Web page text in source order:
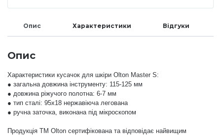
Аксесуари
Опис Характеристики Відгуки
Опис
Характеристики кусачок для шкіри Olton Master S:
● загальна довжина інструменту: 115-125 мм
● довжина ріжучого полотна: 6-7 мм
● тип сталі: 95х18 нержавіюча легована
● ручна заточка, виконана під мікроскопом
Продукція ТМ Olton сертифікована та відповідає найвищим